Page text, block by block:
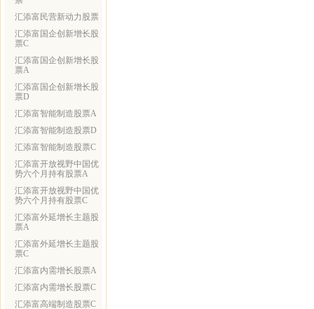
汇添富民营新动力股票
汇添富国企创新增长股
票C
汇添富国企创新增长股
票A
汇添富国企创新增长股
票D
汇添富智能制造股票A
汇添富智能制造股票D
汇添富智能制造股票C
汇添富开放视野中国优
势六个月持有股票A
汇添富开放视野中国优
势六个月持有股票C
汇添富外延增长主题股
票A
汇添富外延增长主题股
票C
汇添富内需增长股票A
汇添富内需增长股票C
汇添富高端制造股票C